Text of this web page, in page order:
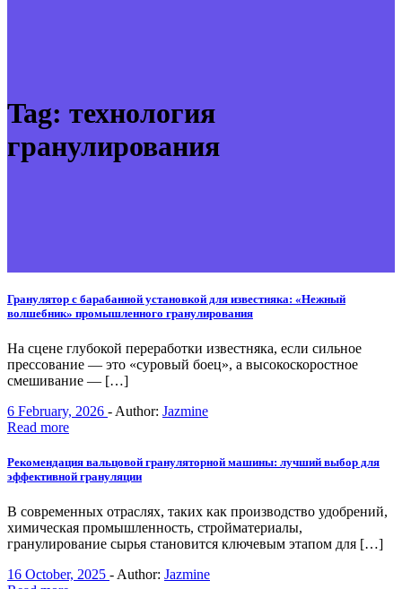
Tag: технология
гранулирования
Гранулятор с барабанной установкой для известняка: «Нежный
волшебник» промышленного гранулирования
На сцене глубокой переработки известняка, если сильное
прессование — это «суровый боец», а высокоскоростное
смешивание — […]
6 February, 2026 - Author: Jazmine
Read more
Рекомендация вальцовой грануляторной машины: лучший выбор для
эффективной грануляции
В современных отраслях, таких как производство удобрений,
химическая промышленность, стройматериалы,
гранулирование сырья становится ключевым этапом для […]
16 October, 2025 -Author: Jazmine